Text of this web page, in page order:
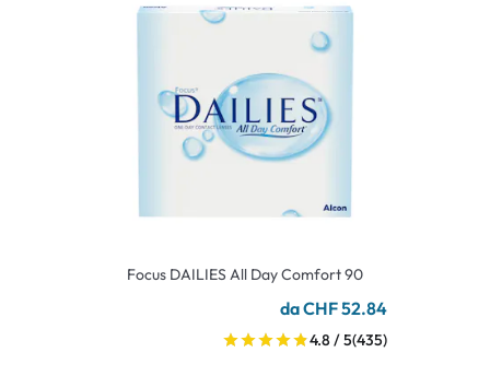
Focus DAILIES All Day Comfort 90
da CHF 52.84
4.8 / 5(435)